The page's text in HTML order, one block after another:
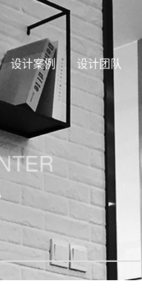
设计案例 设计团队